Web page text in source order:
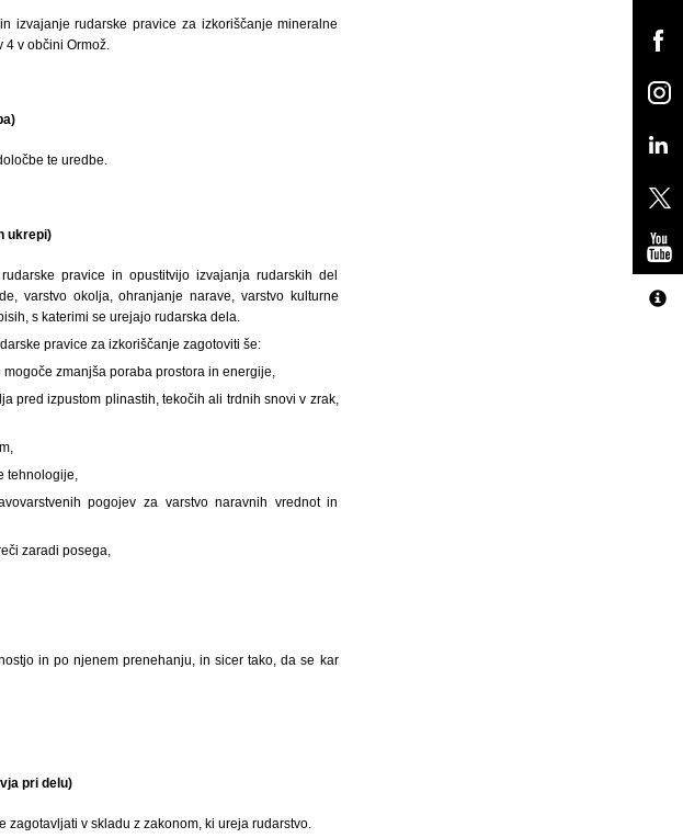
izvajanje rudarske pravice za izkoriščanje mineralne
4 v občini Ormož.
te uredbe.
ukrepi)
pravice in opustitvijo izvajanja rudarskih del
varstvo okolja, ohranjanje narave, varstvo kulturne
s katerimi se urejajo rudarska dela.
pravice za izkoriščanje zagotoviti še:
zmanjša poraba prostora in energije,
pred izpustom plinastih, tekočih ali trdnih snovi v zrak,
tehnologije,
pogojev za varstvo naravnih vrednot in
zaradi posega,
in po njenem prenehanju, in sicer tako, da se kar
pri delu)
zagotavljati v skladu z zakonom, ki ureja rudarstvo.